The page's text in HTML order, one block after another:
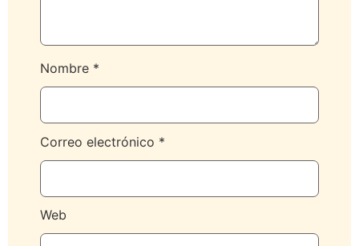
Nombre *
Correo electrónico *
Web